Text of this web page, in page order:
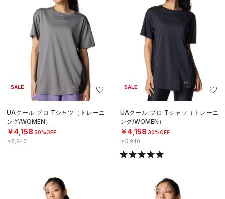
SALE
UAクール プロ Tシャツ（トレーニ
ング/WOMEN）
￥4,158 30%OFF
￥5,940
SALE
UAクール プロ Tシャツ（トレーニ
ング/WOMEN）
￥4,158 30%OFF
￥5,940